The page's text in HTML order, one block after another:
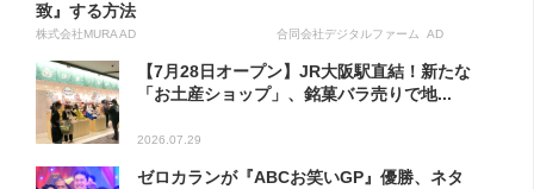
致』する方法
株式会社MURA AD 合同会社デジタルファーム AD
【7月28日オープン】JR大阪駅直結！新たな
「お土産ショップ」、銘菓バラ売りで地...
2026.07.29
ゼロカランが『ABCお笑いGP』優勝、ネタ